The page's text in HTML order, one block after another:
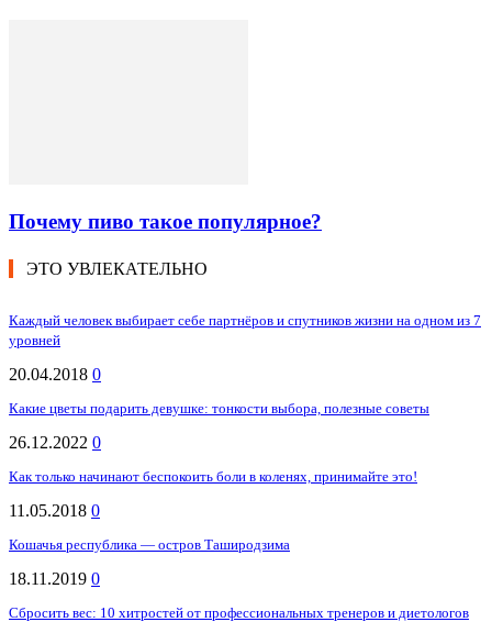
Почему пиво такое популярное?
ЭТО УВЛЕКАТЕЛЬНО
Каждый человек выбирает себе партнёров и спутников жизни на одном из 7
уровней
20.04.2018 0
Какие цветы подарить девушке: тонкости выбора, полезные советы
26.12.2022 0
Как только начинают беспокоить боли в коленях, принимайте это!
11.05.2018 0
Кошачья республика — остров Таширодзима
18.11.2019 0
Сбросить вес: 10 хитростей от профессиональных тренеров и диетологов